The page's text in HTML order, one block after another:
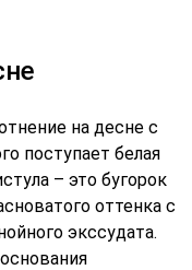
на десне с
поступает белая
– это бугорок
оттенка с
экссудата.